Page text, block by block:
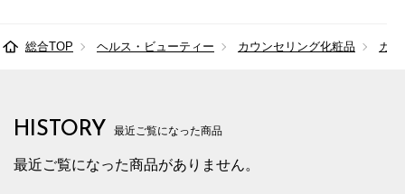
総合TOP ヘルス・ビューティー カウンセリング化粧品 カ
HISTORY 最近ご覧になった商品
最近ご覧になった商品がありません。